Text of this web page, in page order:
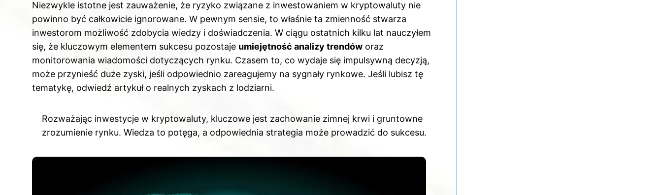
Niezwykle istotne jest zauważenie, że ryzyko związane z inwestowaniem w kryptowaluty nie
powinno być całkowicie ignorowane. W pewnym sensie, to właśnie ta zmienność stwarza
inwestorom możliwość zdobycia wiedzy i doświadczenia. W ciągu ostatnich kilku lat nauczyłem
się, że kluczowym elementem sukcesu pozostaje umiejętność analizy trendów oraz
monitorowania wiadomości dotyczących rynku. Czasem to, co wydaje się impulsywną decyzją,
może przynieść duże zyski, jeśli odpowiednio zareagujemy na sygnały rynkowe. Jeśli lubisz tę
tematykę, odwiedź artykuł o realnych zyskach z lodziarni.
Rozważając inwestycje w kryptowaluty, kluczowe jest zachowanie zimnej krwi i gruntowne
zrozumienie rynku. Wiedza to potęga, a odpowiednia strategia może prowadzić do sukcesu.